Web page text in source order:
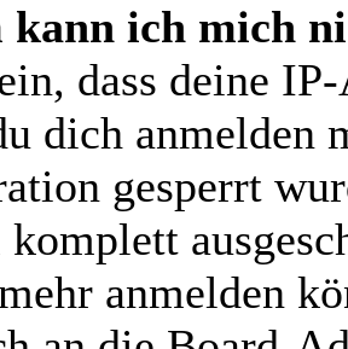
kann ich mich
dass deine
dich anmelden
gesperrt
komplett
anmelden